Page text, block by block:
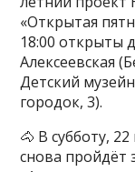
«Открытая
18:00 открыты
Алексеевская
Детский
городок, 3).
🐴 В субботу,
снова